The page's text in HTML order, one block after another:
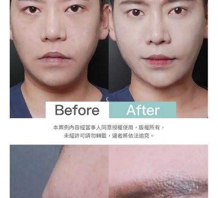
本案例內容經當事人同意授權使用，版權所有，
未經許可請勿轉載，違者將依法追究。